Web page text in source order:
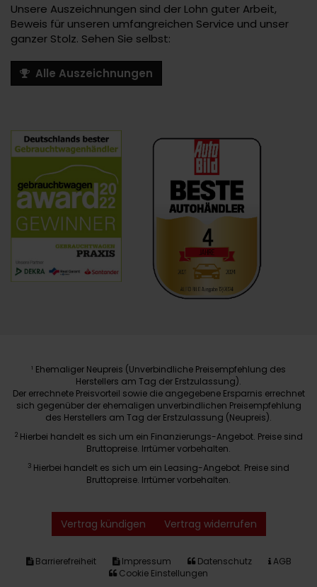
Unsere Auszeichnungen sind der Lohn guter Arbeit,
Beweis für unseren umfangreichen Service und unser
ganzer Stolz. Sehen Sie selbst:
Alle Auszeichnungen
1 Ehemaliger Neupreis (Unverbindliche Preisempfehlung des
Herstellers am Tag der Erstzulassung).
Der errechnete Preisvorteil sowie die angegebene Ersparnis errechnet
sich gegenüber der ehemaligen unverbindlichen Preisempfehlung
des Herstellers am Tag der Erstzulassung (Neupreis).
2 Hierbei handelt es sich um ein Finanzierungs-Angebot. Preise sind
Bruttopreise. Irrtümer vorbehalten.
3 Hierbei handelt es sich um ein Leasing-Angebot. Preise sind
Bruttopreise. Irrtümer vorbehalten.
Vertrag kündigen Vertrag widerrufen
Barrierefreiheit Impressum Datenschutz
AGB
Cookie Einstellungen